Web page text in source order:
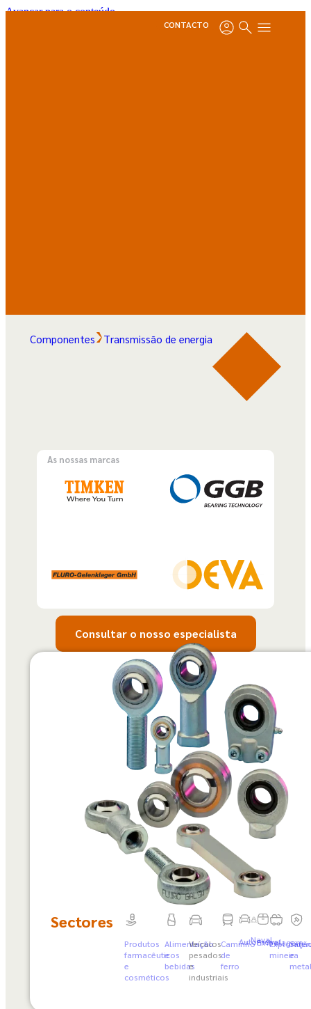
Avançar para o conteúdo
CONTACTO
Componentes Transmissão de energia
As nossas marcas
Consultar o nosso especialista
Sectores
Produtos
farmacêuticos
e
cosméticos
Alimentação
e
bebidas
Veículos
pesados
e
industriais
Caminho
de
ferro
Automóvel
Naval
Embalagem
mineira
e